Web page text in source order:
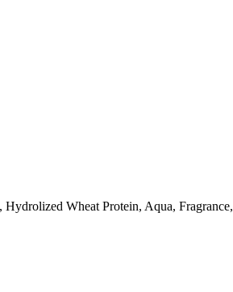
Wheat Protein, Aqua, Fragrance,